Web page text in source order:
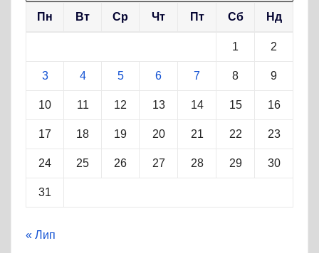
Пн Вт Ср Чт Пт Сб Нд
1 2
3 4 5 6 7 8 9
10 11 12 13 14 15 16
17 18 19 20 21 22 23
24 25 26 27 28 29 30
31
« Лип